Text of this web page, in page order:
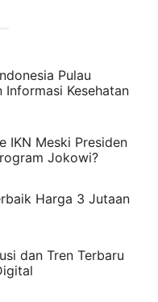
Pulau
Informasi Kesehatan
IKN Meski Presiden
Jokowi?
Harga 3 Jutaan
dan Tren Terbaru